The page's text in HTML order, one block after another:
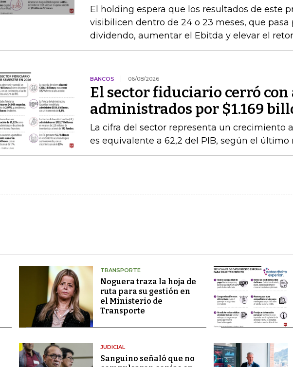
El holding espera que los resultados de este
visibilicen dentro de 24 o 23 meses, que pasa
dividendo, aumentar el Ebitda y elevar el
BANCOS 06/08/2026
El sector fiduciario cerró con
administrados por $1.169
La cifra del sector representa un crecimiento
es equivalente a 62,2 del PIB, según el
TRANSPORTE
Noguera traza la hoja de
ruta para su gestión en
el Ministerio de
Transporte
JUDICIAL
Sanguino señaló que no